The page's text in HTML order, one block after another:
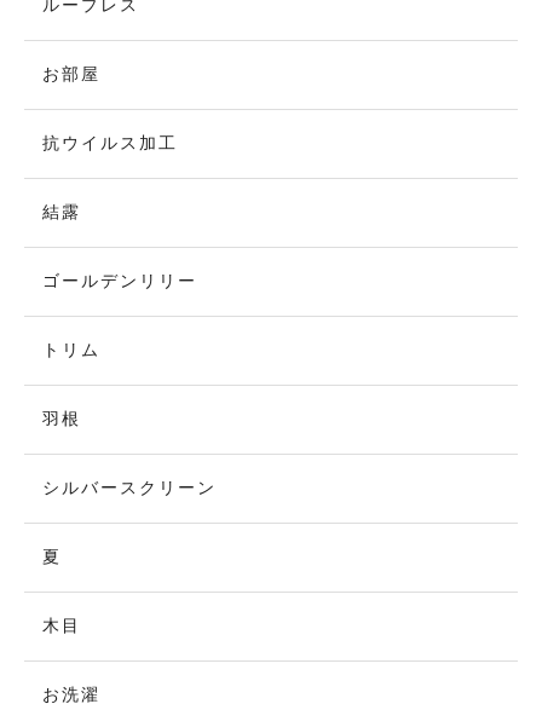
ループレス
お部屋
抗ウイルス加工
結露
ゴールデンリリー
トリム
羽根
シルバースクリーン
夏
木目
お洗濯